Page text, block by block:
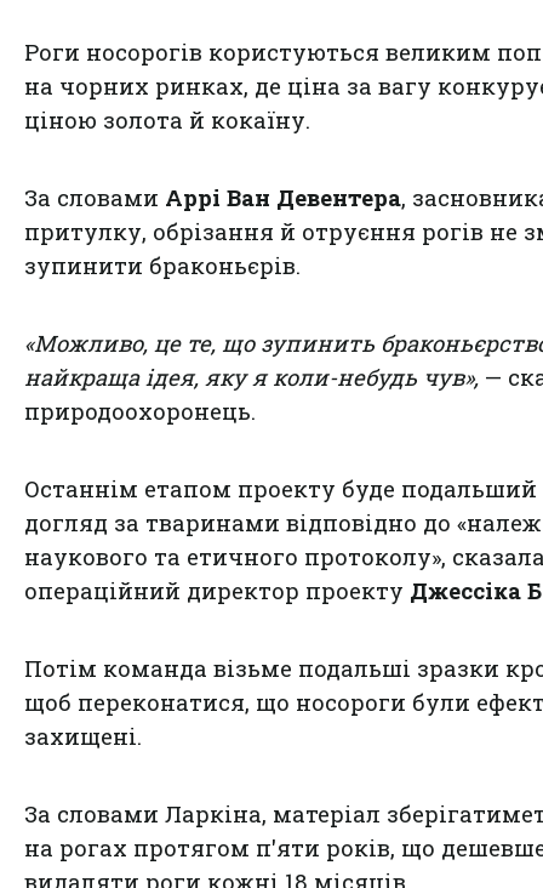
Роги носорогів користуються великим
на чорних ринках, де ціна за вагу
ціною золота й кокаїну.
За словами Аррі Ван Девентера,
притулку, обрізання й отруєння рогів не
зупинити браконьєрів.
«Можливо, це те, що зупинить
найкраща ідея, яку я коли-небудь чув», —
природоохоронець.
Останнім етапом проекту буде подальший
догляд за тваринами відповідно до
наукового та етичного протоколу»,
операційний директор проекту Джессіка
Потім команда візьме подальші зразки
щоб переконатися, що носороги були
захищені.
За словами Ларкіна, матеріал
на рогах протягом п'яти років, що